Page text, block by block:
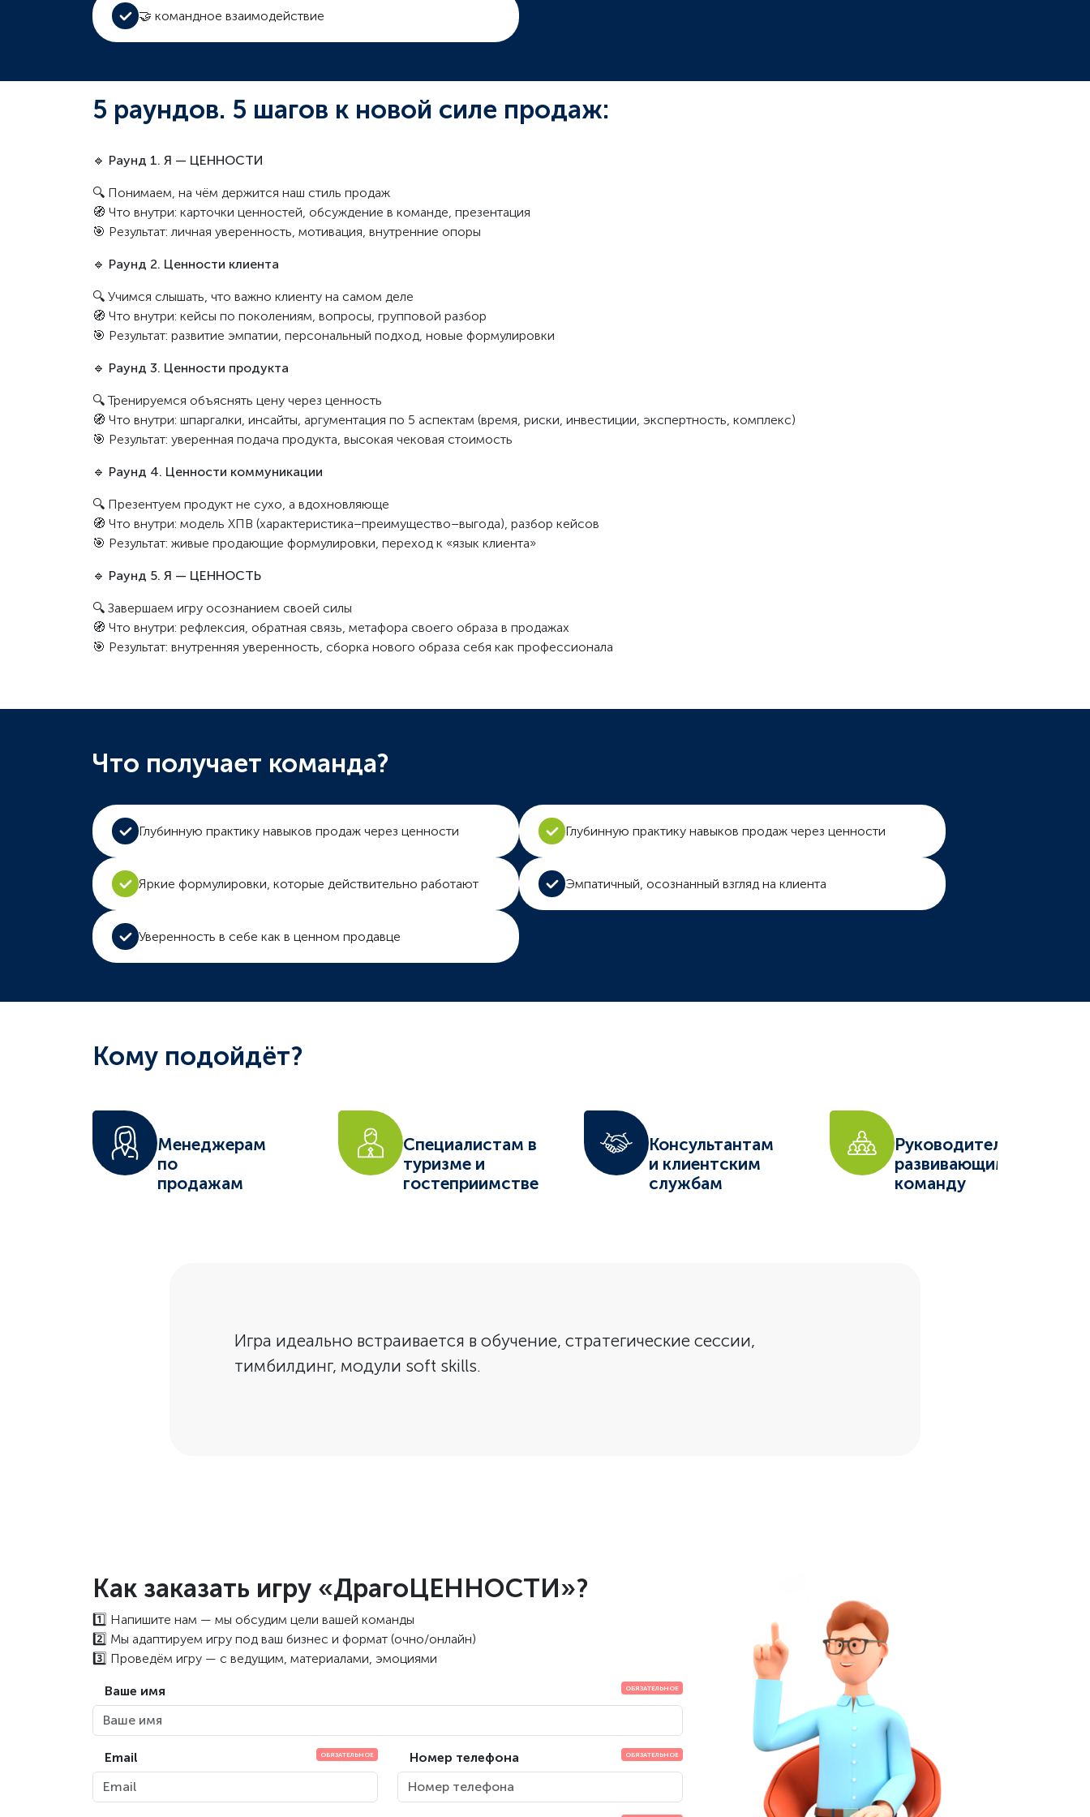
🤝 командное взаимодействие
5 раундов. 5 шагов к новой силе продаж:
🔹 Раунд 1. Я — ЦЕННОСТИ
🔍 Понимаем, на чём держится наш стиль продаж
🧭 Что внутри: карточки ценностей, обсуждение в команде, презентация
🎯 Результат: личная уверенность, мотивация, внутренние опоры
🔹 Раунд 2. Ценности клиента
🔍 Учимся слышать, что важно клиенту на самом деле
🧭 Что внутри: кейсы по поколениям, вопросы, групповой разбор
🎯 Результат: развитие эмпатии, персональный подход, новые формулировки
🔹 Раунд 3. Ценности продукта
🔍 Тренируемся объяснять цену через ценность
🧭 Что внутри: шпаргалки, инсайты, аргументация по 5 аспектам (время, риски, инвестиции, экспертность, комплекс)
🎯 Результат: уверенная подача продукта, высокая чековая стоимость
🔹 Раунд 4. Ценности коммуникации
🔍 Презентуем продукт не сухо, а вдохновляюще
🧭 Что внутри: модель ХПВ (характеристика–преимущество–выгода), разбор кейсов
🎯 Результат: живые продающие формулировки, переход к «язык клиента»
🔹 Раунд 5. Я — ЦЕННОСТЬ
🔍 Завершаем игру осознанием своей силы
🧭 Что внутри: рефлексия, обратная связь, метафора своего образа в продажах
🎯 Результат: внутренняя уверенность, сборка нового образа себя как профессионала
Что получает команда?
Глубинную практику навыков продаж через ценности Глубинную практику навыков продаж через ценности
Яркие формулировки, которые действительно работают Эмпатичный, осознанный взгляд на клиента
Уверенность в себе как в ценном продавце
Кому подойдёт?
Менеджерам
по
продажам
Специалистам в
туризме и
гостеприимстве
Консультантам
и клиентским
службам
Руководителям,
развивающим
команду
Игра идеально встраивается в обучение, стратегические сессии,
тимбилдинг, модули soft skills.
Как заказать игру «ДрагоЦЕННОСТИ»?
1️⃣ Напишите нам — мы обсудим цели вашей команды
2️⃣ Мы адаптируем игру под ваш бизнес и формат (очно/онлайн)
3️⃣ Проведём игру — с ведущим, материалами, эмоциями
Ваше имя
Email Номер телефона